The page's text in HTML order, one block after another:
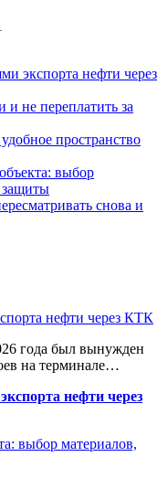
экспорта нефти через
не переплатить за
пространство
выбор
защиты
снова и
нефти через КТК
года был вынужден
на терминале…
нефти через
выбор материалов,